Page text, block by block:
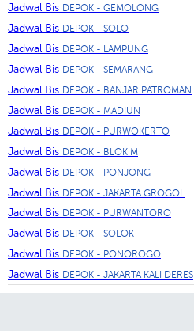
Jadwal Bis DEPOK - GEMOLONG
Jadwal Bis DEPOK - SOLO
Jadwal Bis DEPOK - LAMPUNG
Jadwal Bis DEPOK - SEMARANG
Jadwal Bis DEPOK - BANJAR PATROMAN
Jadwal Bis DEPOK - MADIUN
Jadwal Bis DEPOK - PURWOKERTO
Jadwal Bis DEPOK - BLOK M
Jadwal Bis DEPOK - PONJONG
Jadwal Bis DEPOK - JAKARTA GROGOL
Jadwal Bis DEPOK - PURWANTORO
Jadwal Bis DEPOK - SOLOK
Jadwal Bis DEPOK - PONOROGO
Jadwal Bis DEPOK - JAKARTA KALI DERES